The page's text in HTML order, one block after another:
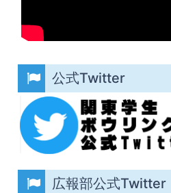
公式Twitter
広報部公式Twitter